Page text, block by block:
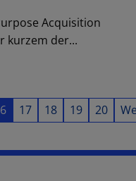
Acquisition
kurzem der...
17 18 19 20